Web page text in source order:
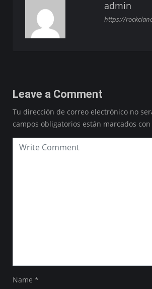
admin
https://
Leave a Comment
Tu dirección de correo electrónico no
campos obligatorios están marcados con
Name *